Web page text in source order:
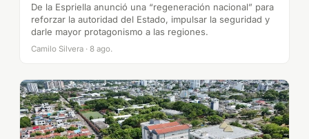
De la Espriella anunció una “regeneración nacional” para
reforzar la autoridad del Estado, impulsar la seguridad y
darle mayor protagonismo a las regiones.
Camilo Silvera · 8 ago.